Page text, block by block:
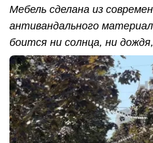
Мебель сделана из
антивандального
боится ни солнца, ни